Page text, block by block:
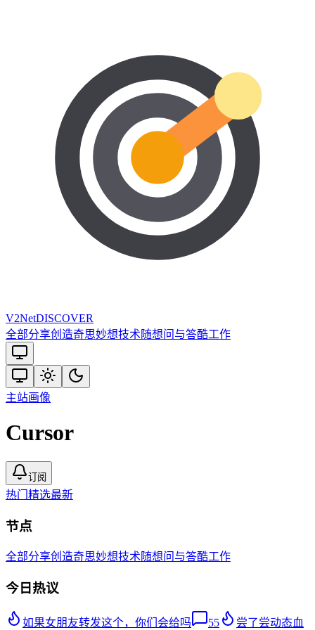
V2NetDISCOVER
全部分享创造奇思妙想技术随想问与答酷工作
主站画像
Cursor
订阅
热门 精选最新
节点
全部分享创造奇思妙想技术随想问与答酷工作
今日热议
如果女朋友转发这个，你们会给吗 55 尝了尝动态血